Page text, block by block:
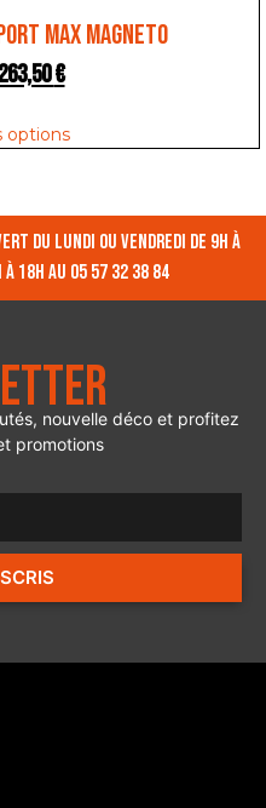
MAX MAGNETO
263,50€
options
du lundi ou vendredi de 9h à
18h au 05 57 32 38 84
nouvelle déco et profitez
promotions